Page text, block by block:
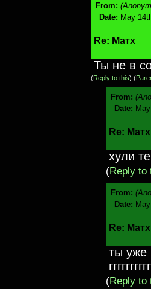
From:
Date: May
Re: Матх
Ты не в
(Reply to this) (
From:
Date:
Re: Матх
хули
(Reply to
From:
Date:
Re: Матх
ты уже
гггггггггг
(Reply to